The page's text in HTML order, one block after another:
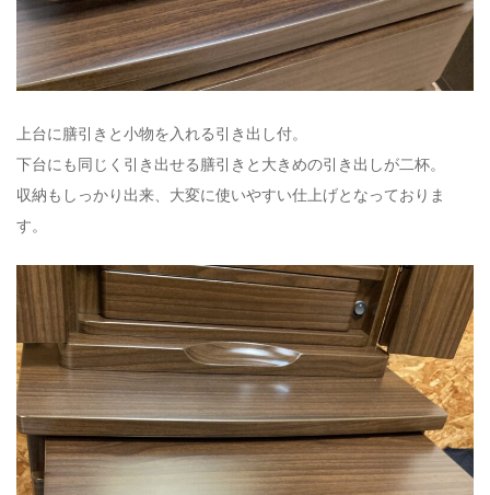
上台に膳引きと小物を入れる引き出し付。
下台にも同じく引き出せる膳引きと大きめの引き出しが二杯。
収納もしっかり出来、大変に使いやすい仕上げとなっておりま
す。